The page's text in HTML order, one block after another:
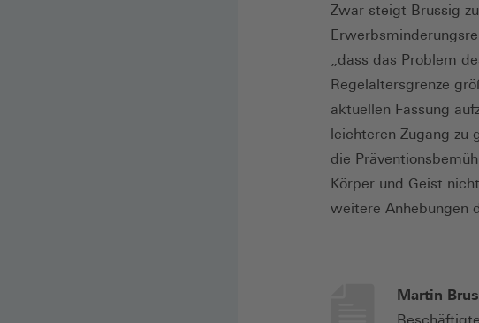
Zwar steigt Brussig
„dass das Problem
Regelaltersgrenze
aktuellen Fassung
leichteren Zugang zu
die
Körper und Geist
weitere Anhebungen
Martin